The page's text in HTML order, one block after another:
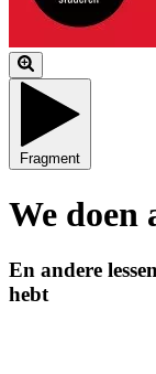
Fragment
We doen
En andere
hebt